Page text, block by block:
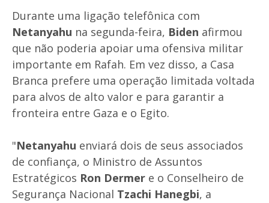
Durante uma ligação telefônica com
Netanyahu na segunda-feira, Biden afirmou
que não poderia apoiar uma ofensiva militar
importante em Rafah. Em vez disso, a Casa
Branca prefere uma operação limitada voltada
para alvos de alto valor e para garantir a
fronteira entre Gaza e o Egito.
"Netanyahu enviará dois de seus associados
de confiança, o Ministro de Assuntos
Estratégicos Ron Dermer e o Conselheiro de
Segurança Nacional Tzachi Hanegbi, a